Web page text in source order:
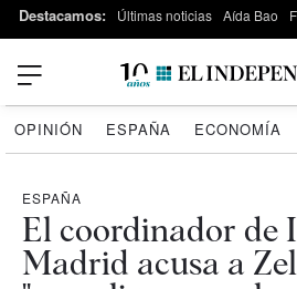
Destacamos: Últimas noticias Aída Bao
OPINIÓN ESPAÑA ECONOMÍA
ESPAÑA
El coordinador de
Madrid acusa a